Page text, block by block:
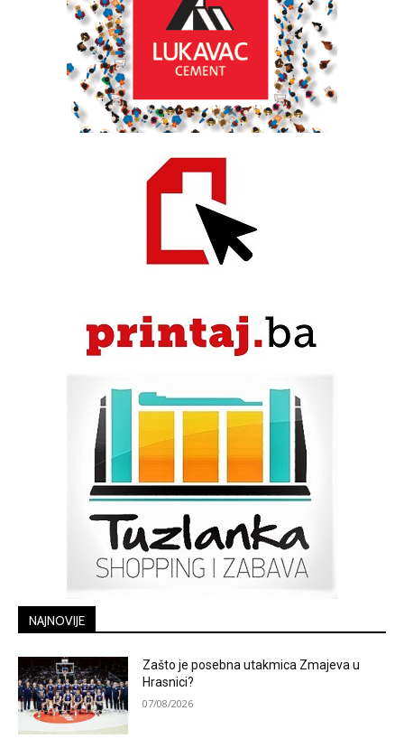
NAJNOVIJE
Zašto je posebna utakmica Zmajeva u
Hrasnici?
07/08/2026